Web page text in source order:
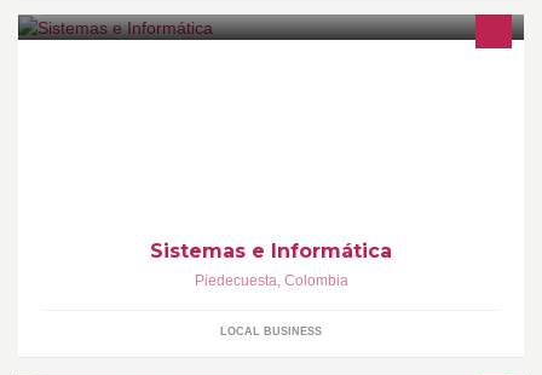
Sistemas e Informática
Piedecuesta, Colombia
LOCAL BUSINESS